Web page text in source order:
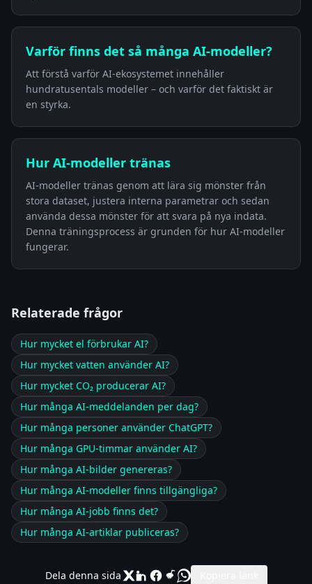
Varför finns det så många AI-modeller?
Att förstå varför AI-ekosystemet innehåller
hundratusentals modeller – och varför det faktiskt är
en styrka.
Hur AI-modeller tränas
AI-modeller tränas genom att lära sig mönster från
stora dataset, justera interna parametrar och sedan
använda dessa mönster för att svara på nya indata.
Denna träningsprocess är grunden för hur AI-modeller
fungerar.
Relaterade frågor
Hur mycket el förbrukar AI?
Hur mycket vatten använder AI?
Hur mycket CO₂ producerar AI?
Hur många AI-meddelanden per dag?
Hur många personer använder ChatGPT?
Hur många GPU-timmar använder AI?
Hur många AI-bilder genereras?
Hur många AI-modeller finns tillgängliga?
Hur många AI-jobb finns det?
Hur många AI-artiklar publiceras?
Dela denna sida